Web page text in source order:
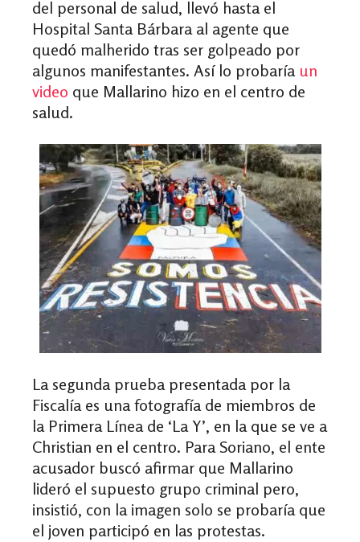
del personal de salud, llevó hasta el
Hospital Santa Bárbara al agente que
quedó malherido tras ser golpeado por
algunos manifestantes. Así lo probaría un
video que Mallarino hizo en el centro de
salud.
La segunda prueba presentada por la
Fiscalía es una fotografía de miembros de
la Primera Línea de ‘La Y’, en la que se ve a
Christian en el centro. Para Soriano, el ente
acusador buscó afirmar que Mallarino
lideró el supuesto grupo criminal pero,
insistió, con la imagen solo se probaría que
el joven participó en las protestas.